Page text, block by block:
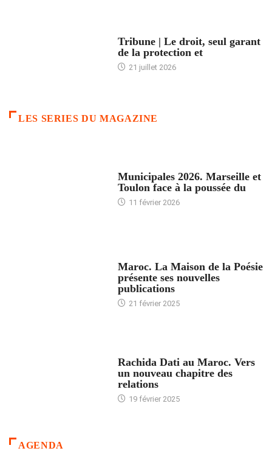
Tribune | Le droit, seul garant
de la protection et
21 juillet 2026
LES SERIES DU MAGAZINE
Municipales 2026. Marseille et
Toulon face à la poussée du
11 février 2026
Maroc. La Maison de la Poésie
présente ses nouvelles
publications
21 février 2025
Rachida Dati au Maroc. Vers
un nouveau chapitre des
relations
19 février 2025
AGENDA